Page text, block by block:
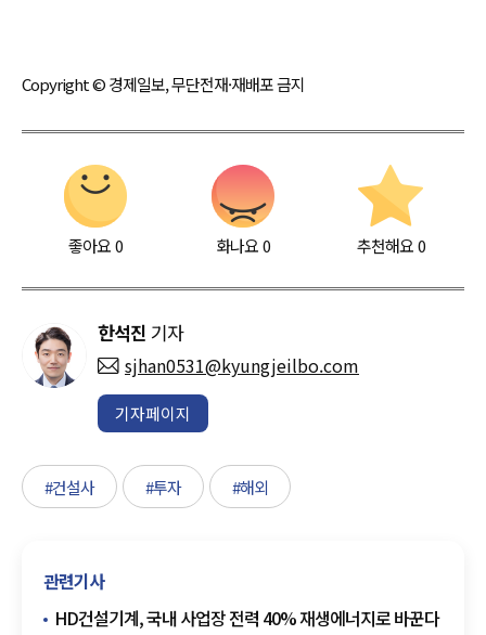
Copyright © 경제일보, 무단전재·재배포 금지
좋아요0 화나요0 추천해요 0
한석진 기자
sjhan0531@kyungjeilbo.com
기자페이지
#건설사 #투자 #해외
관련기사
HD건설기계, 국내 사업장 전력 40% 재생에너지로 바꾼다